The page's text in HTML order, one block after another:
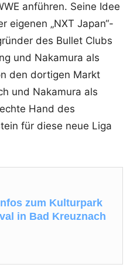
anführen. Seine Idee
eigenen „NXT Japan“-
des Bullet Clubs
und Nakamura als
den dortigen Markt
und Nakamura als
Hand des
für diese neue Liga
zum Kulturpark
in Bad Kreuznach